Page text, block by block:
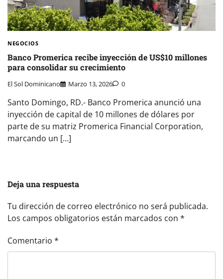
NEGOCIOS
Banco Promerica recibe inyección de US$10 millones
para consolidar su crecimiento
El Sol Dominicano Marzo 13, 2026 0
Santo Domingo, RD.- Banco Promerica anunció una
inyección de capital de 10 millones de dólares por
parte de su matriz Promerica Financial Corporation,
marcando un […]
Deja una respuesta
Tu dirección de correo electrónico no será publicada.
Los campos obligatorios están marcados con *
Comentario *